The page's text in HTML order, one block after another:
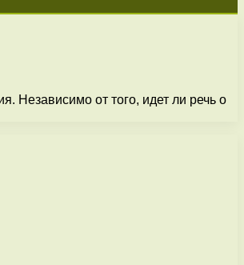
Независимо от того, идет ли речь о